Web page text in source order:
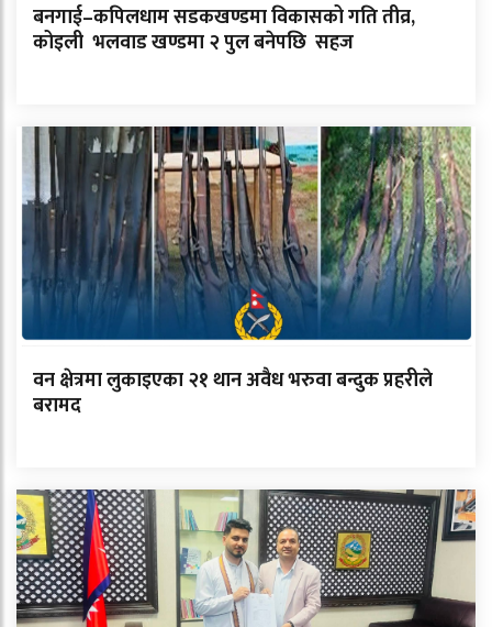
बनगाई–कपिलधाम सडकखण्डमा विकासको गति तीव्र,
कोइली भलवाड खण्डमा २ पुल बनेपछि सहज
वन क्षेत्रमा लुकाइएका २१ थान अवैध भरुवा बन्दुक प्रहरीले
बरामद